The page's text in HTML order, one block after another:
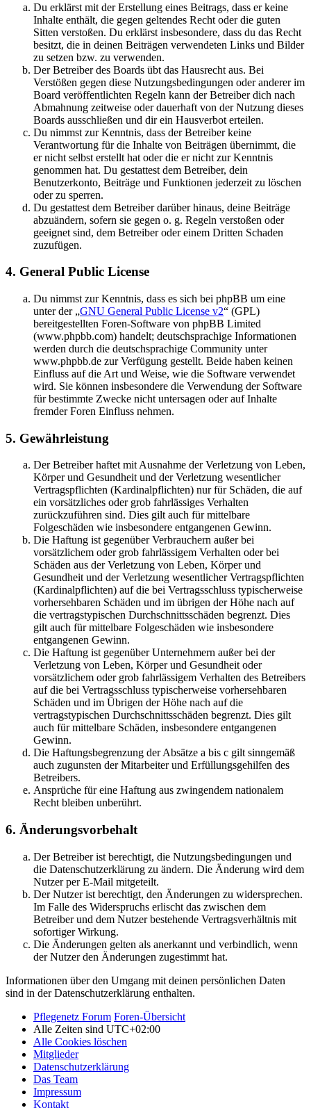
Du erklärst mit der Erstellung eines Beitrags, dass er keine
Inhalte enthält, die gegen geltendes Recht oder die guten
Sitten verstoßen. Du erklärst insbesondere, dass du das Recht
besitzt, die in deinen Beiträgen verwendeten Links und Bilder
zu setzen bzw. zu verwenden.
Der Betreiber des Boards übt das Hausrecht aus. Bei
Verstößen gegen diese Nutzungsbedingungen oder anderer im
Board veröffentlichten Regeln kann der Betreiber dich nach
Abmahnung zeitweise oder dauerhaft von der Nutzung dieses
Boards ausschließen und dir ein Hausverbot erteilen.
Du nimmst zur Kenntnis, dass der Betreiber keine
Verantwortung für die Inhalte von Beiträgen übernimmt, die
er nicht selbst erstellt hat oder die er nicht zur Kenntnis
genommen hat. Du gestattest dem Betreiber, dein
Benutzerkonto, Beiträge und Funktionen jederzeit zu löschen
oder zu sperren.
Du gestattest dem Betreiber darüber hinaus, deine Beiträge
abzuändern, sofern sie gegen o. g. Regeln verstoßen oder
geeignet sind, dem Betreiber oder einem Dritten Schaden
zuzufügen.
4. General Public License
Du nimmst zur Kenntnis, dass es sich bei phpBB um eine
unter der „GNU General Public License v2“ (GPL)
bereitgestellten Foren-Software von phpBB Limited
(www.phpbb.com) handelt; deutschsprachige Informationen
werden durch die deutschsprachige Community unter
www.phpbb.de zur Verfügung gestellt. Beide haben keinen
Einfluss auf die Art und Weise, wie die Software verwendet
wird. Sie können insbesondere die Verwendung der Software
für bestimmte Zwecke nicht untersagen oder auf Inhalte
fremder Foren Einfluss nehmen.
5. Gewährleistung
Der Betreiber haftet mit Ausnahme der Verletzung von Leben,
Körper und Gesundheit und der Verletzung wesentlicher
Vertragspflichten (Kardinalpflichten) nur für Schäden, die auf
ein vorsätzliches oder grob fahrlässiges Verhalten
zurückzuführen sind. Dies gilt auch für mittelbare
Folgeschäden wie insbesondere entgangenen Gewinn.
Die Haftung ist gegenüber Verbrauchern außer bei
vorsätzlichem oder grob fahrlässigem Verhalten oder bei
Schäden aus der Verletzung von Leben, Körper und
Gesundheit und der Verletzung wesentlicher Vertragspflichten
(Kardinalpflichten) auf die bei Vertragsschluss typischerweise
vorhersehbaren Schäden und im übrigen der Höhe nach auf
die vertragstypischen Durchschnittsschäden begrenzt. Dies
gilt auch für mittelbare Folgeschäden wie insbesondere
entgangenen Gewinn.
Die Haftung ist gegenüber Unternehmern außer bei der
Verletzung von Leben, Körper und Gesundheit oder
vorsätzlichem oder grob fahrlässigem Verhalten des Betreibers
auf die bei Vertragsschluss typischerweise vorhersehbaren
Schäden und im Übrigen der Höhe nach auf die
vertragstypischen Durchschnittsschäden begrenzt. Dies gilt
auch für mittelbare Schäden, insbesondere entgangenen
Gewinn.
Die Haftungsbegrenzung der Absätze a bis c gilt sinngemäß
auch zugunsten der Mitarbeiter und Erfüllungsgehilfen des
Betreibers.
Ansprüche für eine Haftung aus zwingendem nationalem
Recht bleiben unberührt.
6. Änderungsvorbehalt
Der Betreiber ist berechtigt, die Nutzungsbedingungen und
die Datenschutzerklärung zu ändern. Die Änderung wird dem
Nutzer per E-Mail mitgeteilt.
Der Nutzer ist berechtigt, den Änderungen zu widersprechen.
Im Falle des Widerspruchs erlischt das zwischen dem
Betreiber und dem Nutzer bestehende Vertragsverhältnis mit
sofortiger Wirkung.
Die Änderungen gelten als anerkannt und verbindlich, wenn
der Nutzer den Änderungen zugestimmt hat.
Informationen über den Umgang mit deinen persönlichen Daten
sind in der Datenschutzerklärung enthalten.
Pflegenetz Forum Foren-Übersicht
Alle Zeiten sind UTC+02:00
Alle Cookies löschen
Mitglieder
Datenschutzerklärung
Das Team
Impressum
Kontakt